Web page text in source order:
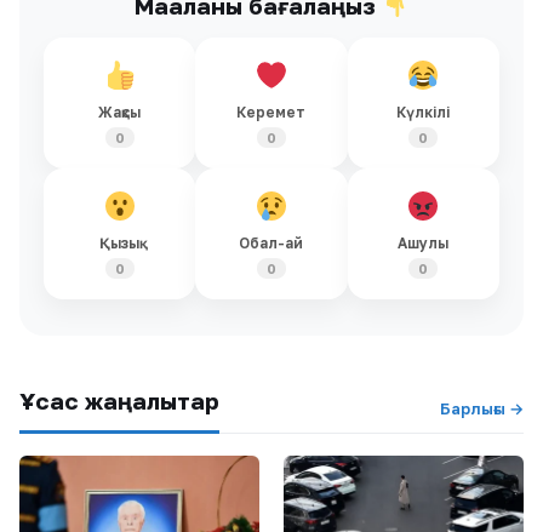
Жақсы
0
Керемет
0
Күлкілі
0
Қызық
0
Обал-ай
0
Ашулы
0
Ұқсас жаңалықтар Барлығы →